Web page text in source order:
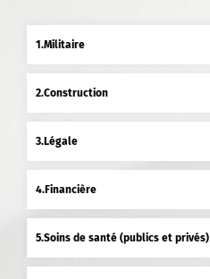
Militaire
Construction
Légale
Financière
Soins de santé (publics et privés)